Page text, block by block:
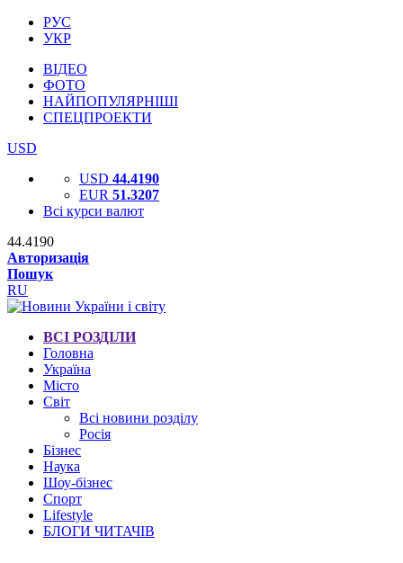
РУС
УКР
ВІДЕО
ФОТО
НАЙПОПУЛЯРНІШІ
СПЕЦПРОЕКТИ
USD
USD 44.4190
EUR 51.3207
Всі курси валют
44.4190
Авторизація
Пошук
RU
ВСІ РОЗДІЛИ
Головна
Україна
Місто
Світ
Всі новини розділу
Росія
Бізнес
Наука
Шоу-бізнес
Спорт
Lifestyle
БЛОГИ ЧИТАЧІВ